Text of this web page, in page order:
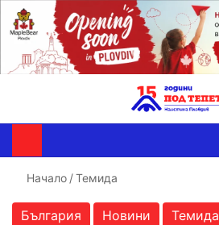
Начало /Темида
България Новини Темида